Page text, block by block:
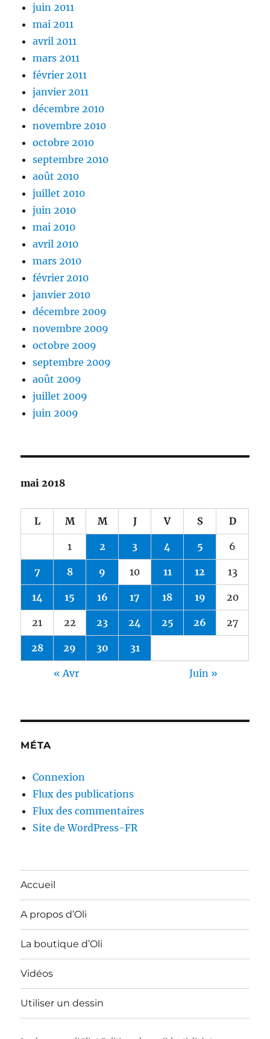
juin 2011
mai 2011
avril 2011
mars 2011
février 2011
janvier 2011
décembre 2010
novembre 2010
octobre 2010
septembre 2010
août 2010
juillet 2010
juin 2010
mai 2010
avril 2010
mars 2010
février 2010
janvier 2010
décembre 2009
novembre 2009
octobre 2009
septembre 2009
août 2009
juillet 2009
juin 2009
mai 2018
L M M J V S D
1 2 3 4 5 6
7 8 9 10 11 12 13
14 15 16 17 18 19 20
21 22 23 24 25 26 27
28 29 30 31
« Avr Juin »
MÉTA
Connexion
Flux des publications
Flux des commentaires
Site de WordPress-FR
Accueil
A propos d’Oli
La boutique d’Oli
Vidéos
Utiliser un dessin